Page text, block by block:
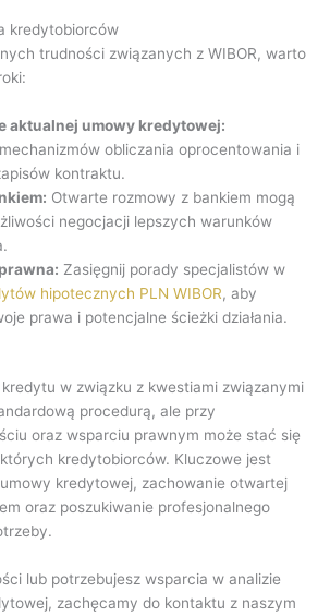
kredytobiorców
trudności związanych z WIBOR, warto
aktualnej umowy kredytowej:
obliczania oprocentowania i
kontraktu.
Otwarte rozmowy z bankiem mogą
negocjacji lepszych warunków
Zasięgnij porady specjalistów w
hipotecznych PLN WIBOR, aby
prawa i potencjalne ścieżki działania.
kredytu w związku z kwestiami związanymi
procedurą, ale przy
oraz wsparciu prawnym może stać się
kredytobiorców. Kluczowe jest
kredytowej, zachowanie otwartej
oraz poszukiwanie profesjonalnego
lub potrzebujesz wsparcia w analizie
zachęcamy do kontaktu z naszym